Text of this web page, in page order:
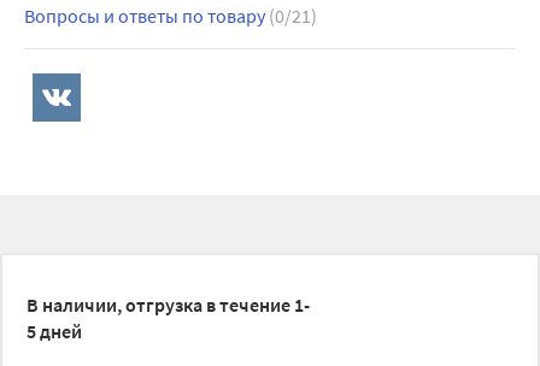
Вопросы и ответы по товару (0/21)
В наличии, отгрузка в течение 1-
5 дней